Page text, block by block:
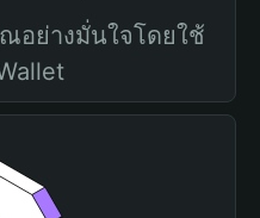
อย่างมั่นใจโดยใช้